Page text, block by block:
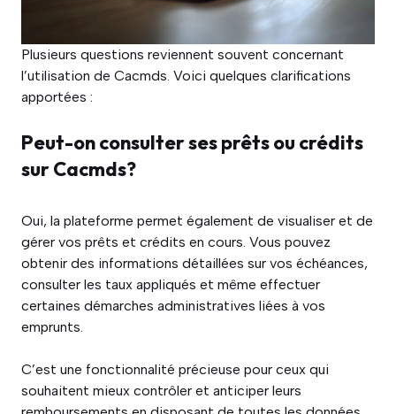
Plusieurs questions reviennent souvent concernant
l’utilisation de Cacmds. Voici quelques clarifications
apportées :
Peut-on consulter ses prêts ou crédits
sur Cacmds?
Oui, la plateforme permet également de visualiser et de
gérer vos prêts et crédits en cours. Vous pouvez
obtenir des informations détaillées sur vos échéances,
consulter les taux appliqués et même effectuer
certaines démarches administratives liées à vos
emprunts.
C’est une fonctionnalité précieuse pour ceux qui
souhaitent mieux contrôler et anticiper leurs